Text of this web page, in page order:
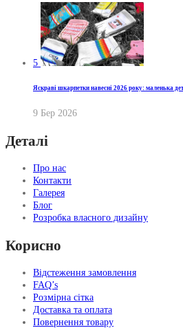
5
Яскраві шкарпетки навесні 2026 року: маленька
9 Бер 2026
Деталі
Про нас
Контакти
Галерея
Блог
Розробка власного дизайну
Корисно
Відстеження замовлення
FAQ’s
Розмірна сітка
Доставка та оплата
Повернення товару